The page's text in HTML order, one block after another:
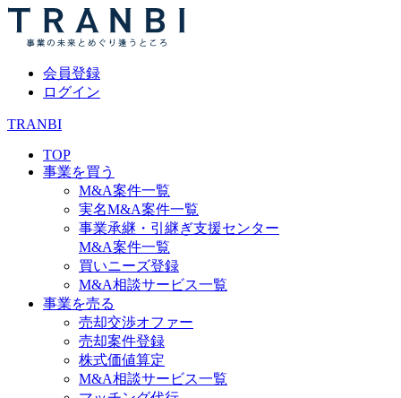
会員登録
ログイン
TRANBI
TOP
事業を買う
M&A案件一覧
実名M&A案件一覧
事業承継・引継ぎ支援センター
M&A案件一覧
買いニーズ登録
M&A相談サービス一覧
事業を売る
売却交渉オファー
売却案件登録
株式価値算定
M&A相談サービス一覧